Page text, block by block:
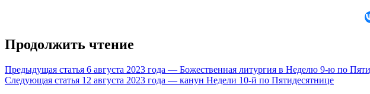
Продолжить чтение
Предыдущая статья 6 августа 2023 года — Божественная литургия в Неделю 9-ю по
Следующая статья 12 августа 2023 года — канун Недели 10-й по Пятидесятнице